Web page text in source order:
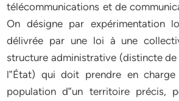
télécommunications et de
On désigne par expérimentation
délivrée par une loi à une
structure administrative (distincte
l‟État) qui doit prendre en
population d‟un territoire précis,